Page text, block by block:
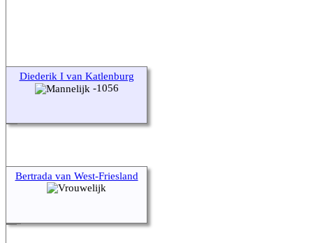
Diederik I van Katlenburg
-1056
Bertrada van West-Friesland